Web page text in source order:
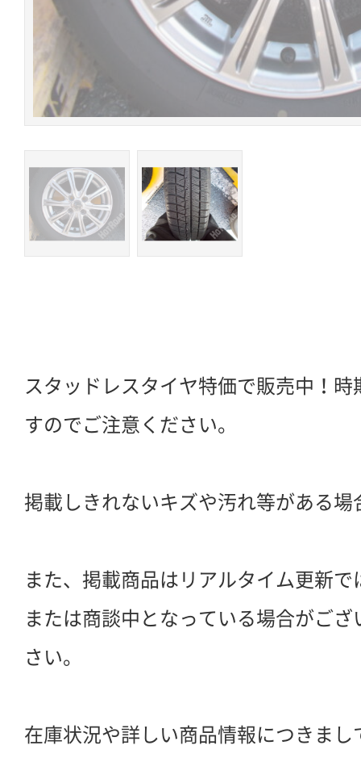
スタッドレスタイヤ特価で販売中！
すのでご注意ください。
掲載しきれないキズや汚れ等がある場
また、掲載商品はリアルタイム更新
または商談中となっている場合がご
さい。
在庫状況や詳しい商品情報につきま